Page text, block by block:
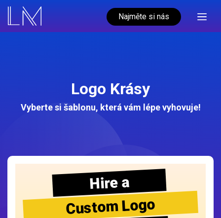
Najměte si nás
Logo Krásy
Vyberte si šablonu, která vám lépe vyhovuje!
Hire a
Custom Logo